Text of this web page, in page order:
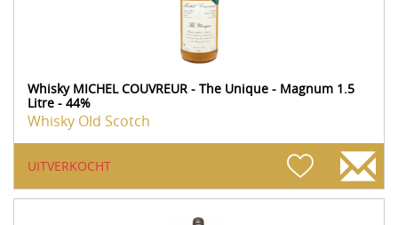
Whisky MICHEL COUVREUR - The Unique - Magnum 1.5
Litre - 44%
Whisky Old Scotch
UITVERKOCHT